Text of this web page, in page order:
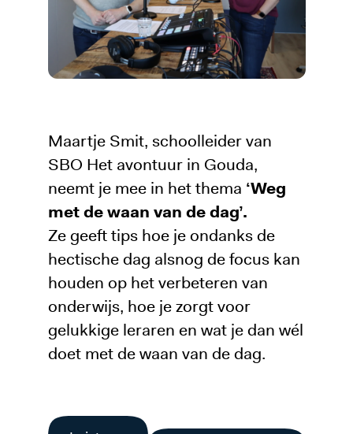
Maartje Smit, schoolleider van
SBO Het avontuur in Gouda,
neemt je mee in het thema ‘Weg
met de waan van de dag’.
Ze geeft tips hoe je ondanks de
hectische dag alsnog de focus kan
houden op het verbeteren van
onderwijs, hoe je zorgt voor
gelukkige leraren en wat je dan wél
doet met de waan van de dag.